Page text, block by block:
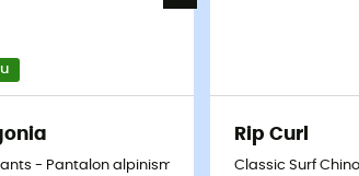
- Pantalon alpinisme homme
Rip Curl
Classic Surf